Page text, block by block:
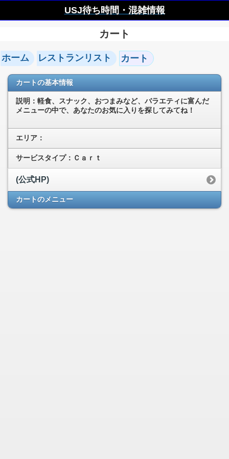
USJ待ち時間・混雑情報
カート
ホーム レストランリスト カート
カートの基本情報
説明：軽食、スナック、おつまみなど、バラエティに富んだ
メニューの中で、あなたのお気に入りを探してみてね！
エリア：
サービスタイプ：Ｃａｒｔ
(公式HP)
カートのメニュー